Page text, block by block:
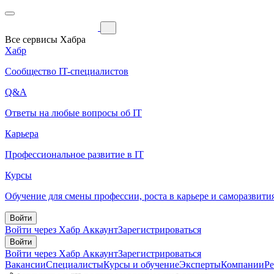
Все сервисы Хабра
Хабр
Сообщество IT-специалистов
Q&A
Ответы на любые вопросы об IT
Карьера
Профессиональное развитие в IT
Курсы
Обучение для смены профессии, роста в карьере и
Войти
Войти через Хабр АккаунтЗарегистрироваться
Войти
Войти через Хабр АккаунтЗарегистрироваться
ВакансииСпециалистыКурсы и обучениеЭкспертыКомпании